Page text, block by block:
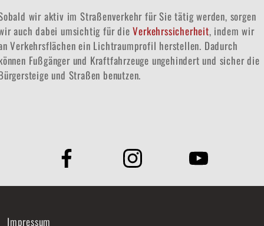
wir aktiv im Straßenverkehr für Sie tätig werden, sorgen
auch dabei umsichtig für dieVerkehrssicherheit, indem wir
Verkehrsflächen ein Lichtraumprofil herstellen. Dadurch
Fußgänger und Kraftfahrzeuge ungehindert und sicher die
und Straßen benutzen.
Impressum